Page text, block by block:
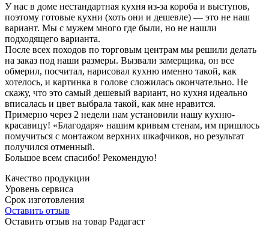
У нас в доме нестандартная кухня из-за короба и выступов,
поэтому готовые кухни (хоть они и дешевле) — это не наш
вариант. Мы с мужем много где были, но не нашли
подходящего варианта.
После всех походов по торговым центрам мы решили делать
на заказ под наши размеры. Вызвали замерщика, он все
обмерил, посчитал, нарисовал кухню именно такой, как
хотелось, и картинка в голове сложилась окончательно. Не
скажу, что это самый дешевый вариант, но кухня идеально
вписалась и цвет выбрала такой, как мне нравится.
Примерно через 2 недели нам установили нашу кухню-
красавицу! «Благодаря» нашим кривым стенам, им пришлось
помучиться с монтажом верхних шкафчиков, но результат
получился отменный.
Большое всем спасибо! Рекомендую!
Качество продукции
Уровень сервиса
Срок изготовления
Оставить отзыв
Оставить отзыв на товар Радагаст